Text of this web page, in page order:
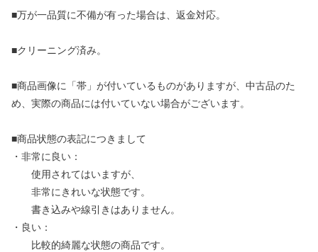
■万が一品質に不備が有った場合は、返金対応。
■クリーニング済み。
■商品画像に「帯」が付いているものがありますが、中古品のた
め、実際の商品には付いていない場合がございます。
■商品状態の表記につきまして
・非常に良い：
使用されてはいますが、
非常にきれいな状態です。
書き込みや線引きはありません。
・良い：
比較的綺麗な状態の商品です。